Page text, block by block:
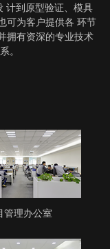
计到原型验证、模具
可为客户提供各 环节
拥有资深的专业技术
。
管理办公室